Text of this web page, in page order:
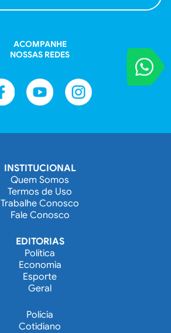
VOCÊ
Entre em
ACOMPANHE
NOSSAS REDES
INSTITUCIONAL
Quem Somos
Termos de Uso
Trabalhe Conosco
Fale Conosco
EDITORIAS
Política
Economia
Esporte
Geral
Polícia
Cotidiano